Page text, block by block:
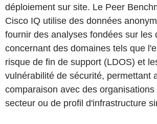
déploiement sur site. Le Peer
Cisco IQ utilise des données
fournir des analyses fondées sur les
concernant des domaines tels que
risque de fin de support (LDOS) et
vulnérabilité de sécurité, permettant
comparaison avec des
secteur ou de profil d'infrastructure